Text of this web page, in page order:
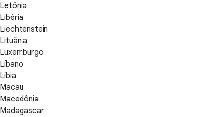
Letônia
Libéria
Liechtenstein
Lituânia
Luxemburgo
Líbano
Líbia
Macau
Macedônia
Madagascar